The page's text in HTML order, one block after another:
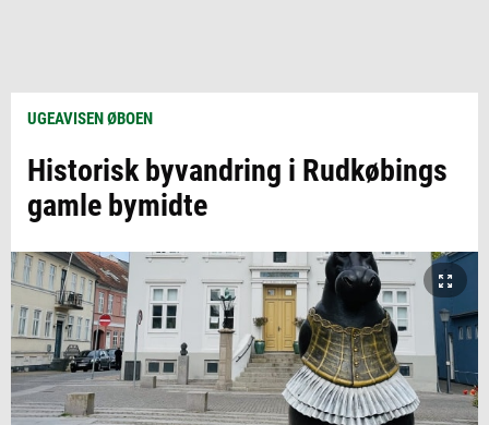
UGEAVISEN ØBOEN
Historisk byvandring i Rudkøbings
gamle bymidte